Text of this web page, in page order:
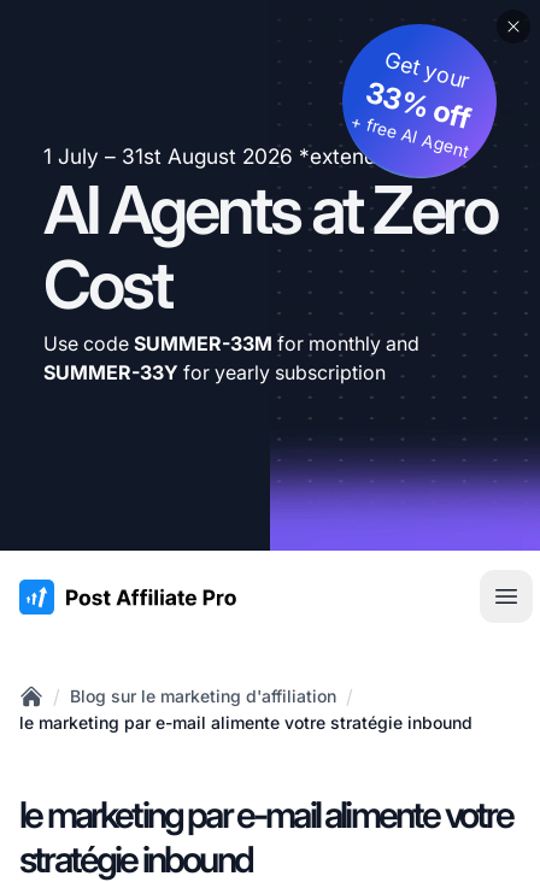
1 July – 31st August 2026 *extended
AI Agents at Zero
Cost
Get your
33% off
+ free AI Agent
Use code SUMMER-33M for monthly and
SUMMER-33Y for yearly subscription
:site.title
Home
/ Blog sur le marketing d'affiliation /
le marketing par e-mail alimente votre stratégie inbound
le marketing par e-mail alimente votre
stratégie inbound